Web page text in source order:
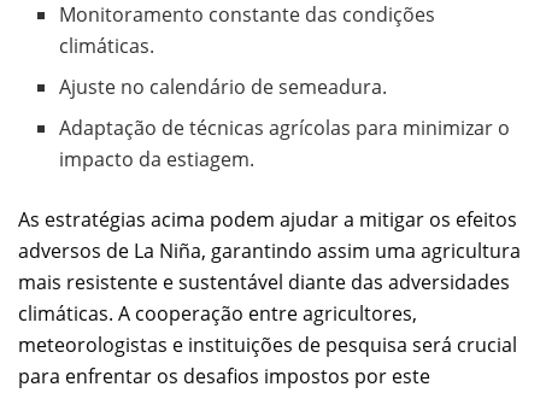
Monitoramento constante das condições
climáticas.
Ajuste no calendário de semeadura.
Adaptação de técnicas agrícolas para minimizar o
impacto da estiagem.
As estratégias acima podem ajudar a mitigar os efeitos
adversos de La Niña, garantindo assim uma agricultura
mais resistente e sustentável diante das adversidades
climáticas. A cooperação entre agricultores,
meteorologistas e instituições de pesquisa será crucial
para enfrentar os desafios impostos por este